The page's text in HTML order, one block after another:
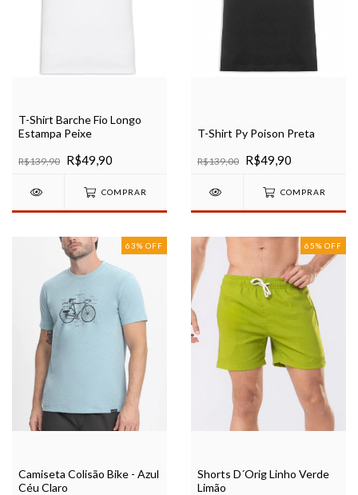
T-Shirt Barche Fio Longo
Estampa Peixe
R$139,90 R$49,90
COMPRAR
T-Shirt Py Poison Preta
R$139,00 R$49,90
COMPRAR
63% OFF
Camiseta Colisão Bike - Azul
Céu Claro
65% OFF
Shorts D´Orig Linho Verde
Limão